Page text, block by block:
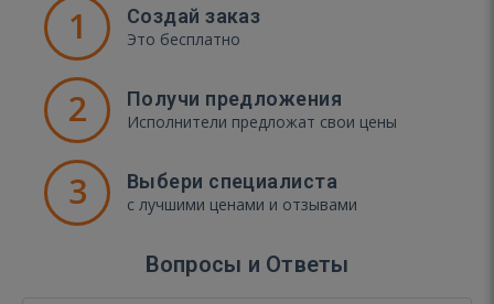
1 Создай заказ
Это бесплатно
2 Получи предложения
Исполнители предложат свои цены
3 Выбери специалиста
с лучшими ценами и отзывами
Вопросы и Ответы